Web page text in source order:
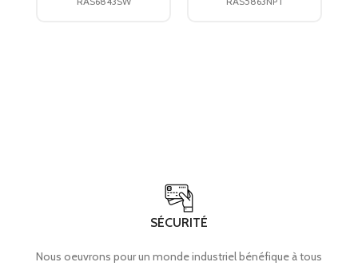
SÉCURITÉ
Nous oeuvrons pour un monde industriel bénéfique à tous